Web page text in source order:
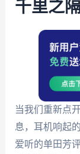
千里之
当我们重新点
息，耳机响起
爱听的单田芳